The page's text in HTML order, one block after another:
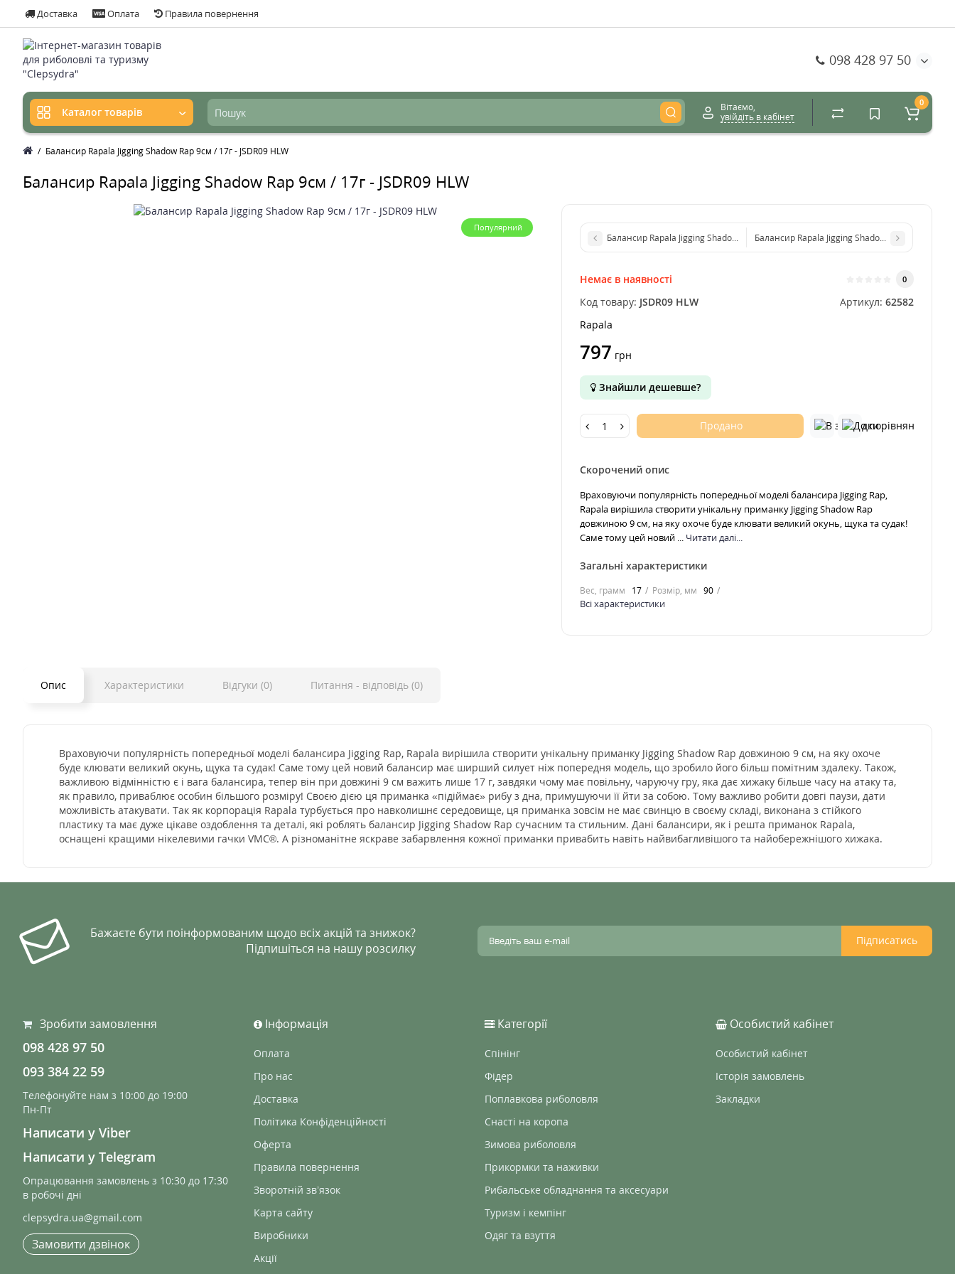
Доставка Оплата Правила повернення
098 428 97 50
Каталог товарів
Вітаємо,
увійдіть в кабінет
0
Балансир Rapala Jigging Shadow Rap 9см / 17г - JSDR09 HLW
Балансир Rapala Jigging Shadow Rap 9см / 17г - JSDR09 HLW
Популярний
Балансир Rapala Jigging Shadow Rap 9см / 17г - JSDR09 BYRБалансир Rapala Jigging Shadow Rap 9см / 17г -
Немає в наявності 0
Код товару: JSDR09 HLW Артикул: 62582
Rapala
797 грн
Знайшли дешевше?
Продано
Скорочений опис
Враховуючи популярність попередньої моделі балансира Jigging Rap,
Rapala вирішила створити унікальну приманку Jigging Shadow Rap
довжиною 9 см, на яку охоче буде клювати великий окунь, щука та судак!
Саме тому цей новий ... Читати далі...
Загальні характеристики
Вес, грамм 17 Розмір, мм 90
Всі характеристики
Опис Характеристики Відгуки (0) Питання - відповідь (0)
Враховуючи популярність попередньої моделі балансира Jigging Rap, Rapala вирішила створити унікальну приманку Jigging Shadow Rap довжиною 9 см, на яку охоче
буде клювати великий окунь, щука та судак! Саме тому цей новий балансир має ширший силует ніж попередня модель, що зробило його більш помітним здалеку. Також,
важливою відмінністю є і вага балансира, тепер він при довжині 9 см важить лише 17 г, завдяки чому має повільну, чаруючу гру, яка дає хижаку більше часу на атаку та,
як правило, приваблює особин більшого розміру! Своєю дією ця приманка «підіймає» рибу з дна, примушуючи її йти за собою. Тому важливо робити довгі паузи, дати
можливість атакувати. Так як корпорація Rapala турбується про навколишнє середовище, ця приманка зовсім не має свинцю в своєму складі, виконана з стійкого
пластику та має дуже цікаве оздоблення та деталі, які роблять балансир Jigging Shadow Rap сучасним та стильним. Дані балансири, як і решта приманок Rapala,
оснащені кращими нікелевими гачки VMC®. А різноманітне яскраве забарвлення кожної приманки привабить навіть найвибагливішого та найобережнішого хижака.
Бажаєте бути поінформованим щодо всіх акцій та знижок?
Підпишіться на нашу розсилку
Підписатись
Зробити замовлення
098 428 97 50
093 384 22 59
Телефонуйте нам з 10:00 до 19:00
Пн-Пт
Написати у Viber
Написати у Telegram
Опрацювання замовлень з 10:30 до 17:30
в робочі дні
clepsydra.ua@gmail.com
Замовити дзвінок
Інформація
Оплата
Про нас
Доставка
Політика Конфіденційності
Оферта
Правила повернення
Зворотній зв’язок
Карта сайту
Виробники
Акції
Категорії
Спінінг
Фідер
Поплавкова риболовля
Снасті на коропа
Зимова риболовля
Прикормки та наживки
Рибальське обладнання та аксесуари
Туризм і кемпінг
Одяг та взуття
Особистий кабінет
Особистий кабінет
Історія замовлень
Закладки